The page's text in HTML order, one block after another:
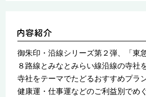
御朱印・沿線シリーズ第２弾、「
８路線とみなとみらい線沿線の寺社
寺社をテーマでたどるおすすめプラ
健康運・仕事運などのご利益別でめ